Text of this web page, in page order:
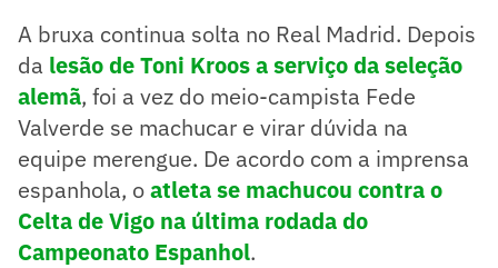
A bruxa continua solta no Real Madrid. Depois
da lesão de Toni Kroos a serviço da seleção
alemã, foi a vez do meio-campista Fede
Valverde se machucar e virar dúvida na
equipe merengue. De acordo com a imprensa
espanhola, oatleta se machucou contra o
Celta de Vigo na última rodada do
Campeonato Espanhol.